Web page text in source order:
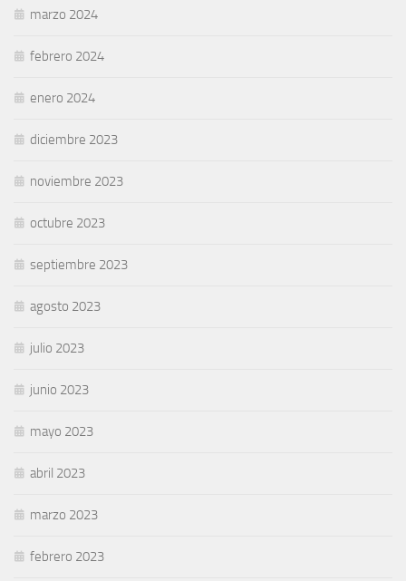
marzo 2024
febrero 2024
enero 2024
diciembre 2023
noviembre 2023
octubre 2023
septiembre 2023
agosto 2023
julio 2023
junio 2023
mayo 2023
abril 2023
marzo 2023
febrero 2023